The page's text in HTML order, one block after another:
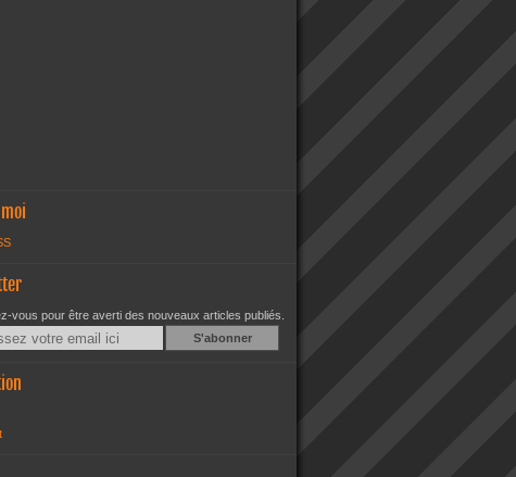
vous pour être averti des nouveaux articles publiés.
Email